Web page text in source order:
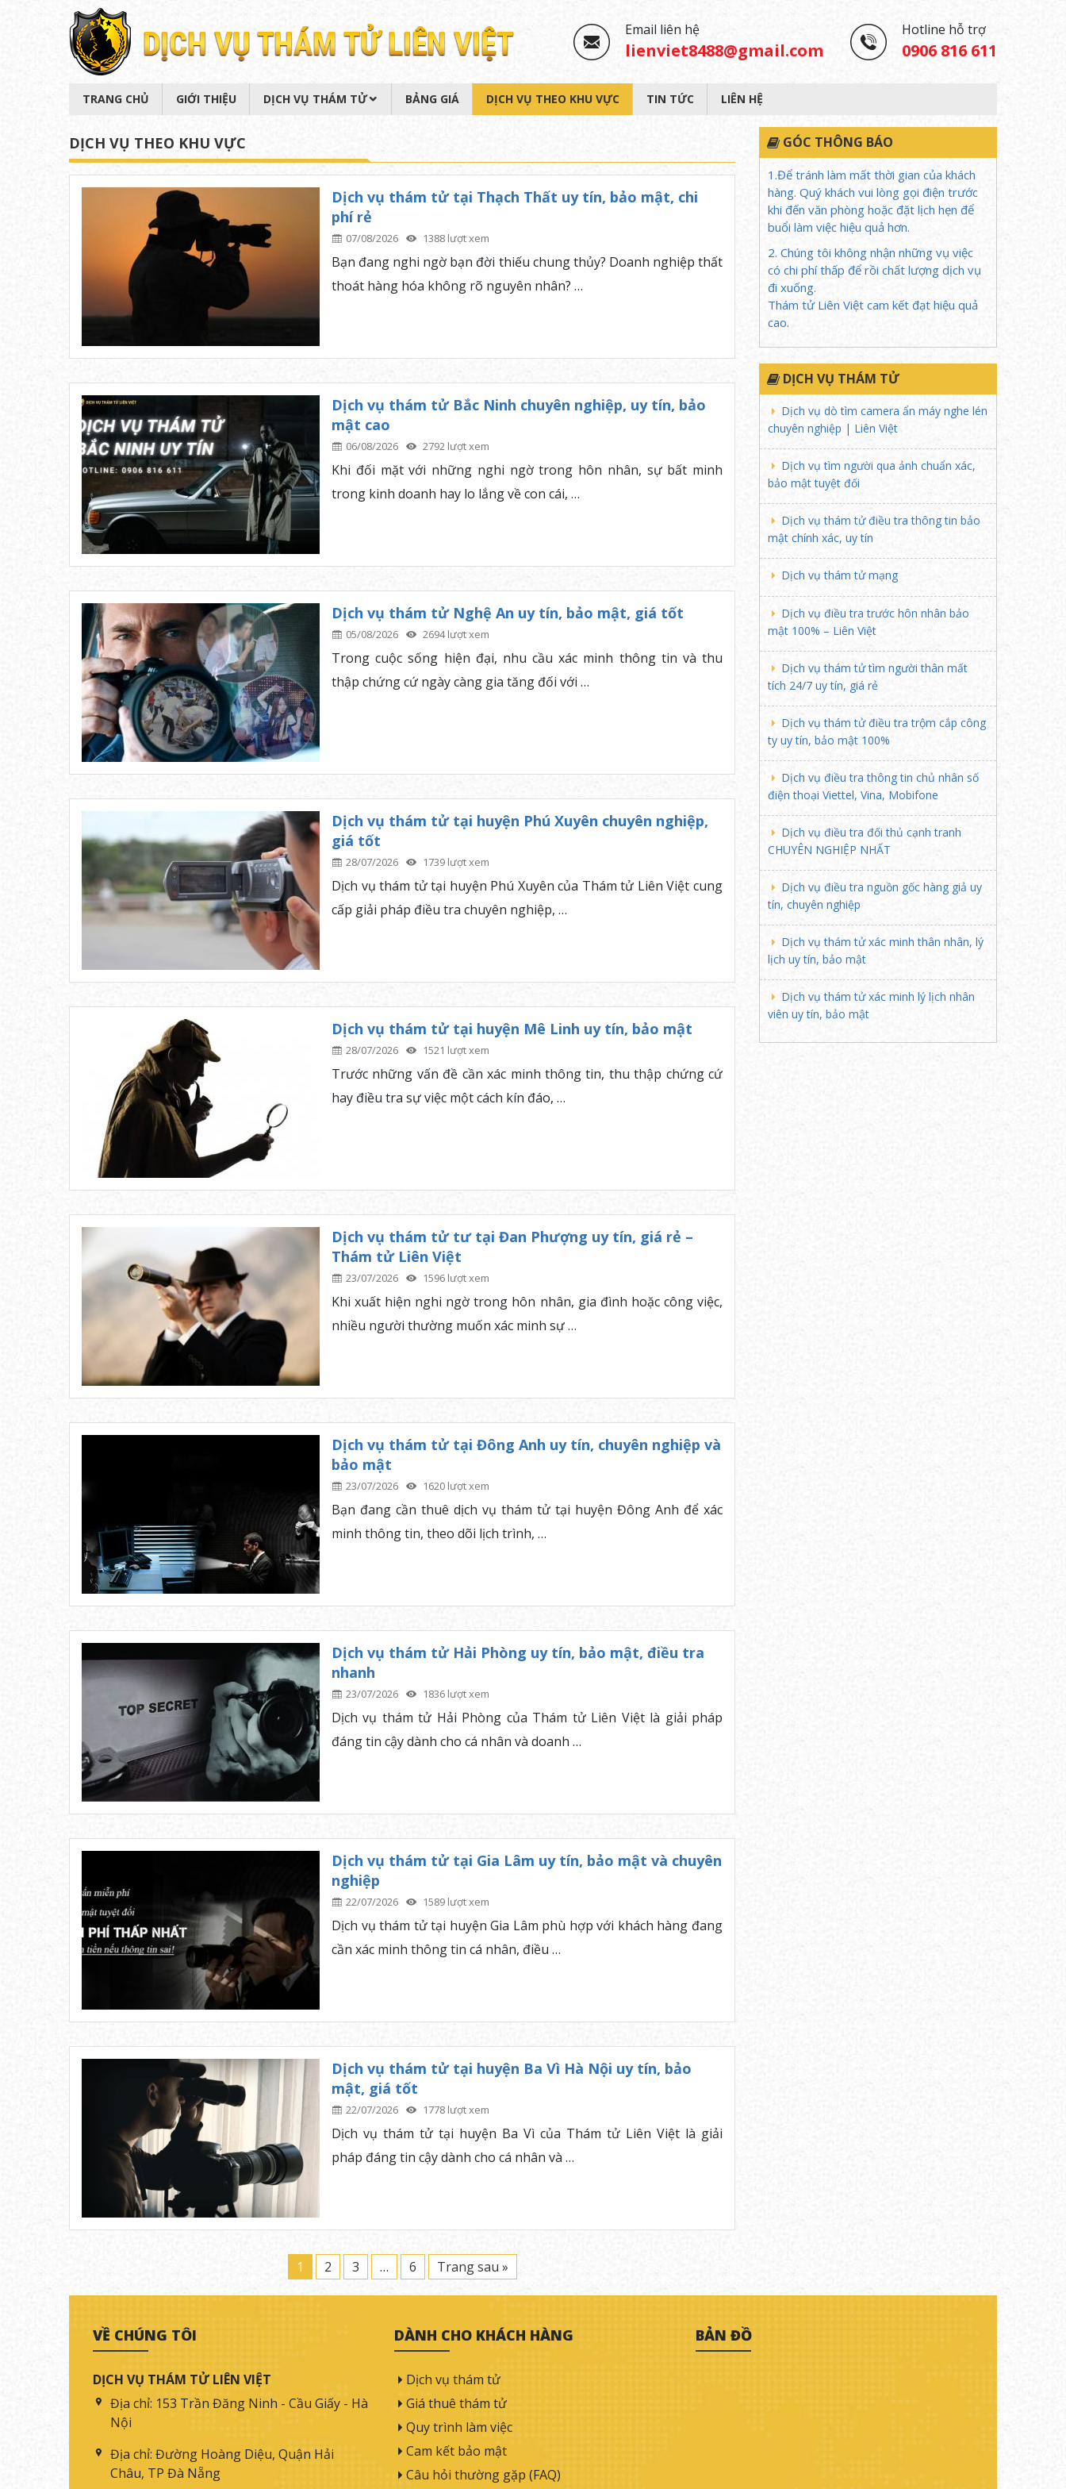
Email liên hệ
lienviet8488@gmail.com
Hotline hỗ trợ
0906 816 611
TRANG CHỦ GIỚI THIỆU DỊCH VỤ THÁM TỬ BẢNG GIÁ DỊCH VỤ THEO KHU VỰC TIN TỨC LIÊN HỆ
DỊCH VỤ THEO KHU VỰC
Dịch vụ thám tử tại Thạch Thất uy tín, bảo mật, chi
phí rẻ
07/08/2026 1388 lượt xem
Bạn đang nghi ngờ bạn đời thiếu chung thủy? Doanh nghiệp thất
thoát hàng hóa không rõ nguyên nhân? …
Dịch vụ thám tử Bắc Ninh chuyên nghiệp, uy tín, bảo
mật cao
06/08/2026 2792 lượt xem
Khi đối mặt với những nghi ngờ trong hôn nhân, sự bất minh
trong kinh doanh hay lo lắng về con cái, …
Dịch vụ thám tử Nghệ An uy tín, bảo mật, giá tốt
05/08/2026 2694 lượt xem
Trong cuộc sống hiện đại, nhu cầu xác minh thông tin và thu
thập chứng cứ ngày càng gia tăng đối với …
Dịch vụ thám tử tại huyện Phú Xuyên chuyên nghiệp,
giá tốt
28/07/2026 1739 lượt xem
Dịch vụ thám tử tại huyện Phú Xuyên của Thám tử Liên Việt cung
cấp giải pháp điều tra chuyên nghiệp, …
Dịch vụ thám tử tại huyện Mê Linh uy tín, bảo mật
28/07/2026 1521 lượt xem
Trước những vấn đề cần xác minh thông tin, thu thập chứng cứ
hay điều tra sự việc một cách kín đáo, …
Dịch vụ thám tử tư tại Đan Phượng uy tín, giá rẻ –
Thám tử Liên Việt
23/07/2026 1596 lượt xem
Khi xuất hiện nghi ngờ trong hôn nhân, gia đình hoặc công việc,
nhiều người thường muốn xác minh sự …
Dịch vụ thám tử tại Đông Anh uy tín, chuyên nghiệp và
bảo mật
23/07/2026 1620 lượt xem
Bạn đang cần thuê dịch vụ thám tử tại huyện Đông Anh để xác
minh thông tin, theo dõi lịch trình, …
Dịch vụ thám tử Hải Phòng uy tín, bảo mật, điều tra
nhanh
23/07/2026 1836 lượt xem
Dịch vụ thám tử Hải Phòng của Thám tử Liên Việt là giải pháp
đáng tin cậy dành cho cá nhân và doanh …
Dịch vụ thám tử tại Gia Lâm uy tín, bảo mật và chuyên
nghiệp
22/07/2026 1589 lượt xem
Dịch vụ thám tử tại huyện Gia Lâm phù hợp với khách hàng đang
cần xác minh thông tin cá nhân, điều …
Dịch vụ thám tử tại huyện Ba Vì Hà Nội uy tín, bảo
mật, giá tốt
22/07/2026 1778 lượt xem
Dịch vụ thám tử tại huyện Ba Vì của Thám tử Liên Việt là giải
pháp đáng tin cậy dành cho cá nhân và …
1 2 3 … 6 Trang sau »
GÓC THÔNG BÁO
1.Để tránh làm mất thời gian của khách
hàng. Quý khách vui lòng gọi điện trước
khi đến văn phòng hoặc đặt lịch hẹn để
buổi làm việc hiệu quả hơn.
2. Chúng tôi không nhận những vụ việc
có chi phí thấp để rồi chất lượng dịch vụ
đi xuống.
Thám tử Liên Việt cam kết đạt hiệu quả
cao.
DỊCH VỤ THÁM TỬ
Dịch vụ dò tìm camera ẩn máy nghe lén
chuyên nghiệp | Liên Việt
Dịch vụ tìm người qua ảnh chuẩn xác,
bảo mật tuyệt đối
Dịch vụ thám tử điều tra thông tin bảo
mật chính xác, uy tín
Dịch vụ thám tử mạng
Dịch vụ điều tra trước hôn nhân bảo
mật 100% – Liên Việt
Dịch vụ thám tử tìm người thân mất
tích 24/7 uy tín, giá rẻ
Dịch vụ thám tử điều tra trộm cắp công
ty uy tín, bảo mật 100%
Dịch vụ điều tra thông tin chủ nhân số
điện thoại Viettel, Vina, Mobifone
Dịch vụ điều tra đối thủ cạnh tranh
CHUYÊN NGHIỆP NHẤT
Dịch vụ điều tra nguồn gốc hàng giả uy
tín, chuyên nghiệp
Dịch vụ thám tử xác minh thân nhân, lý
lịch uy tín, bảo mật
Dịch vụ thám tử xác minh lý lịch nhân
viên uy tín, bảo mật
VỀ CHÚNG TÔI
DỊCH VỤ THÁM TỬ LIÊN VIỆT
Địa chỉ: 153 Trần Đăng Ninh - Cầu Giấy - Hà
Nội
Địa chỉ: Đường Hoàng Diệu, Quận Hải
Châu, TP Đà Nẵng
DÀNH CHO KHÁCH HÀNG
Dịch vụ thám tử
Giá thuê thám tử
Quy trình làm việc
Cam kết bảo mật
Câu hỏi thường gặp (FAQ)
BẢN ĐỒ